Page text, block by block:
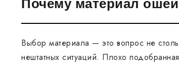
Почему материал
Выбор материала — это вопрос не
нештатных ситуаций. Плохо